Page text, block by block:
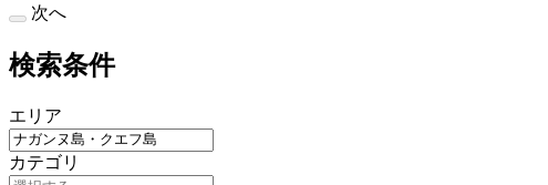
次へ
検索条件
エリア
カテゴリ